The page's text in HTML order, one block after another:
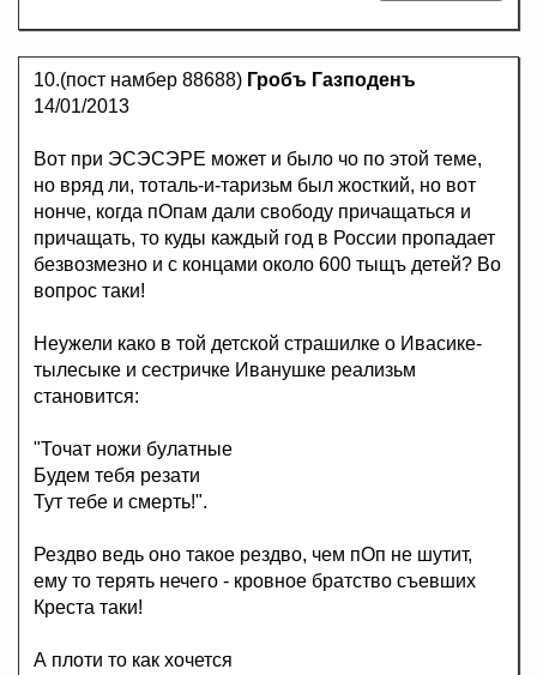
10.(пост намбер 88688) Гробъ Газподенъ
14/01/2013
Вот при ЭСЭСЭРЕ может и было чо по этой теме,
но вряд ли, тоталь-и-таризьм был жосткий, но вот
нонче, когда пОпам дали свободу причащаться и
причащать, то куды каждый год в России пропадает
безвозмезно и с концами около 600 тыщъ детей? Во
вопрос таки!
Неужели како в той детской страшилке о Ивасике-
тылесыке и сестричке Иванушке реализьм
становится:
"Точат ножи булатные
Будем тебя резати
Тут тебе и смерть!".
Рездво ведь оно такое рездво, чем пОп не шутит,
ему то терять нечего - кровное братство съевших
Креста таки!
А плоти то как хочется